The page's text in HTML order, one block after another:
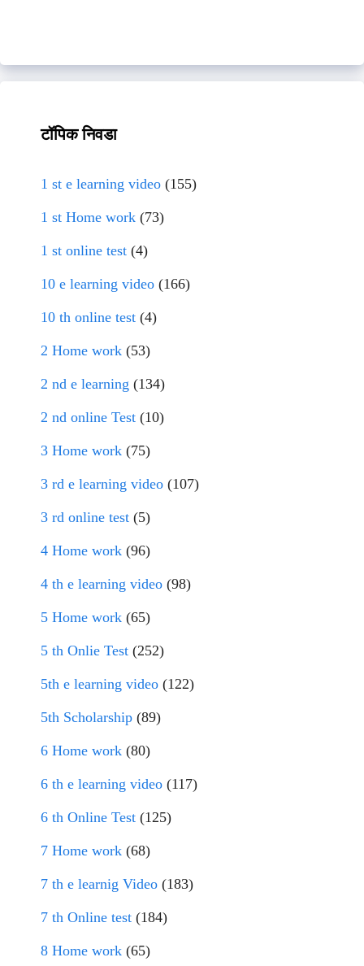
टॉपिक निवडा
1 st e learning video (155)
1 st Home work (73)
1 st online test (4)
10 e learning video (166)
10 th online test (4)
2 Home work (53)
2 nd e learning (134)
2 nd online Test (10)
3 Home work (75)
3 rd e learning video (107)
3 rd online test (5)
4 Home work (96)
4 th e learning video (98)
5 Home work (65)
5 th Onlie Test (252)
5th e learning video (122)
5th Scholarship (89)
6 Home work (80)
6 th e learning video (117)
6 th Online Test (125)
7 Home work (68)
7 th e learnig Video (183)
7 th Online test (184)
8 Home work (65)